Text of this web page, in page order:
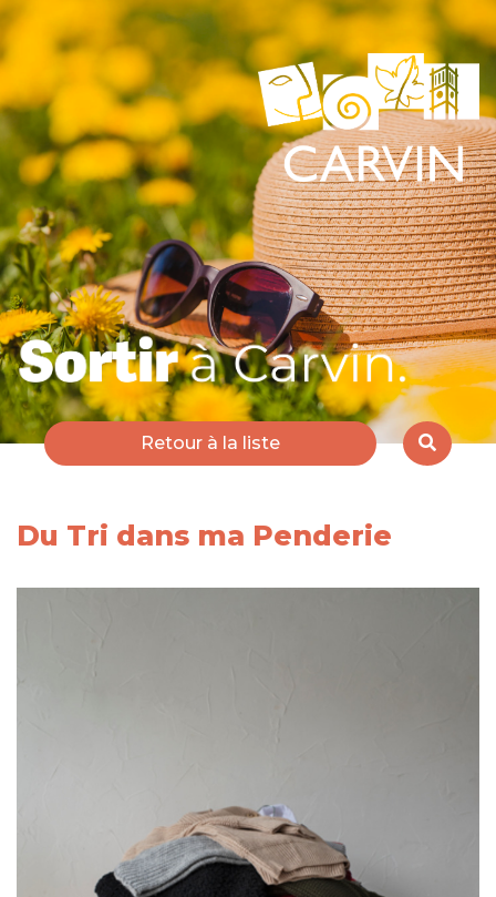
Retour à la liste
Du Tri dans ma Penderie